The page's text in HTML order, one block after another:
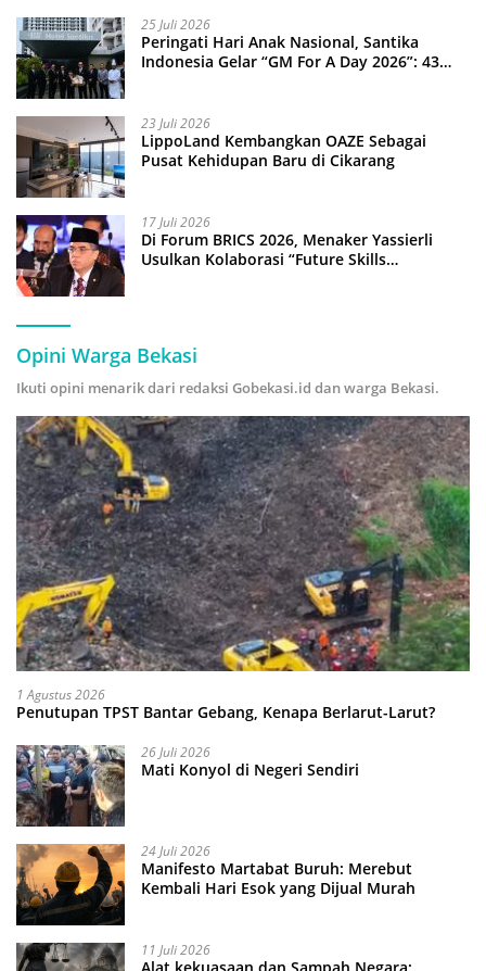
25 Juli 2026
Peringati Hari Anak Nasional, Santika
Indonesia Gelar “GM For A Day 2026”: 43
23 Juli 2026
LippoLand Kembangkan OAZE Sebagai
Pusat Kehidupan Baru di Cikarang
17 Juli 2026
Di Forum BRICS 2026, Menaker Yassierli
Usulkan Kolaborasi “Future Skills
Opini Warga Bekasi
Ikuti opini menarik dari redaksi Gobekasi.id dan warga Bekasi.
1 Agustus 2026
Penutupan TPST Bantar Gebang, Kenapa Berlarut-Larut?
26 Juli 2026
Mati Konyol di Negeri Sendiri
24 Juli 2026
Manifesto Martabat Buruh: Merebut
Kembali Hari Esok yang Dijual Murah
11 Juli 2026
Alat kekuasaan dan Sampah Negara: